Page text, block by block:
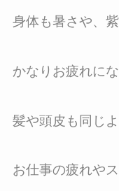
身体も暑さや、
かなりお疲れに
髪や頭皮も同じ
お仕事の疲れや